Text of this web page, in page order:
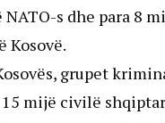
s dhe para 8
Kosovë.
grupet
mijë civilë